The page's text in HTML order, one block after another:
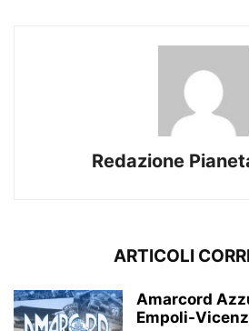
Redazione
ARTICOLI
Amarcord
Empoli-